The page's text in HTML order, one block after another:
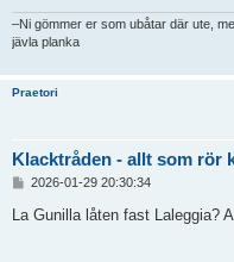
–Ni gömmer er som ubåtar där ute,
jävla planka
Praetori
Klacktråden - allt som rör
l
2026-01-29 20:30:34
La Gunilla låten fast Laleggia?